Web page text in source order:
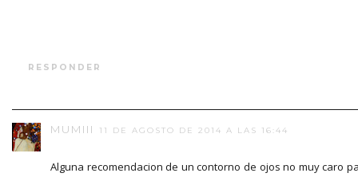
RESPONDER
MUMIII 11 DE AGOSTO DE 2014 A LAS 16:44
Alguna recomendacion de un contorno de ojos no muy caro